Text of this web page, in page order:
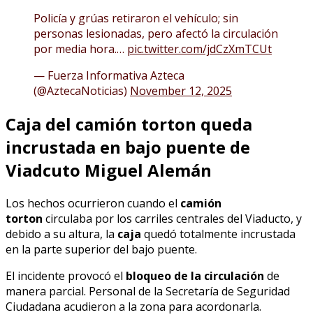
Policía y grúas retiraron el vehículo; sin
personas lesionadas, pero afectó la circulación
por media hora.… pic.twitter.com/jdCzXmTCUt
— Fuerza Informativa Azteca
(@AztecaNoticias) November 12, 2025
Caja del camión torton queda
incrustada en bajo puente de
Viadcuto Miguel Alemán
Los hechos ocurrieron cuando el camión
torton circulaba por los carriles centrales del Viaducto, y
debido a su altura, la caja quedó totalmente incrustada
en la parte superior del bajo puente.
El incidente provocó el bloqueo de la circulación de
manera parcial. Personal de la Secretaría de Seguridad
Ciudadana acudieron a la zona para acordonarla.